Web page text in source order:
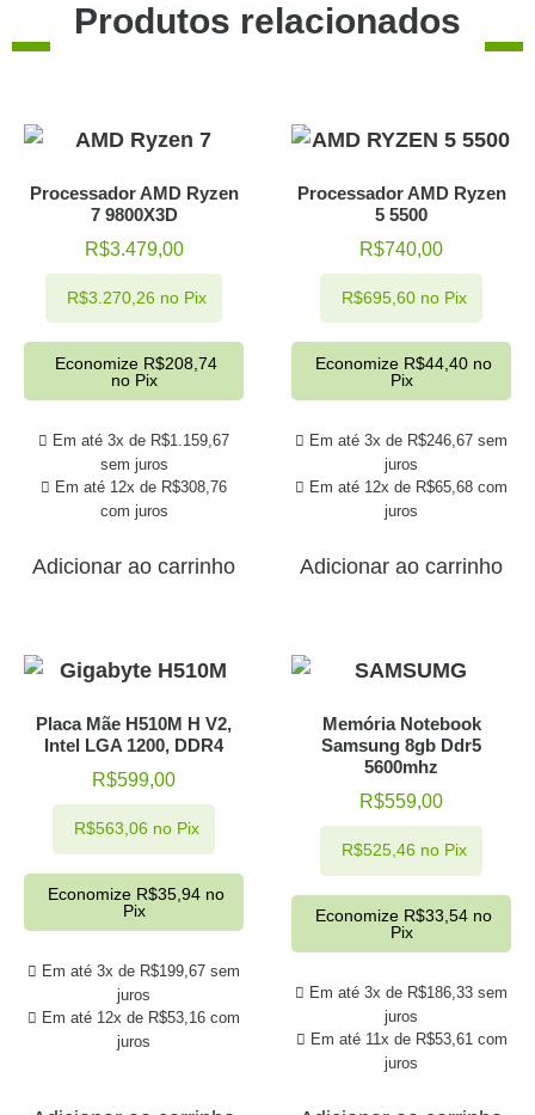
Produtos relacionados
Processador AMD Ryzen
7 9800X3D
R$3.479,00
Em até 3x de R$1.159,67
sem juros
Em até 12x de R$308,76
com juros
R$3.270,26 no Pix
Economize R$208,74
no Pix
Adicionar ao carrinho
Processador AMD Ryzen
5 5500
R$740,00
Em até 3x de R$246,67 sem
juros
Em até 12x de R$65,68 com
juros
R$695,60 no Pix
Economize R$44,40 no
Pix
Adicionar ao carrinho
Placa Mãe H510M H V2,
Intel LGA 1200, DDR4
R$599,00
Em até 3x de R$199,67 sem
juros
Em até 12x de R$53,16 com
juros
R$563,06 no Pix
Economize R$35,94 no
Pix
Memória Notebook
Samsung 8gb Ddr5
5600mhz
R$559,00
Em até 3x de R$186,33 sem
juros
Em até 11x de R$53,61com
juros
R$525,46 no Pix
Economize R$33,54 no
Pix